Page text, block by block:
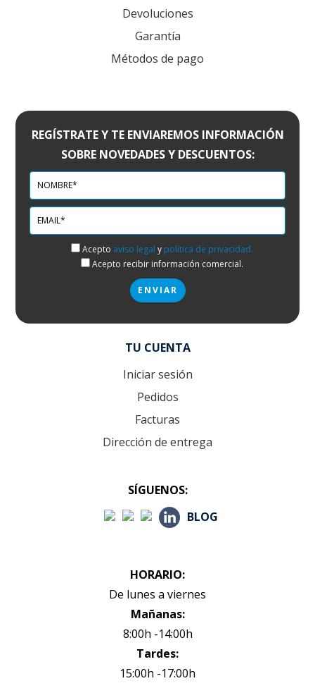
Devoluciones
Garantía
Métodos de pago
REGÍSTRATE Y TE ENVIAREMOS INFORMACIÓN
SOBRE NOVEDADES Y DESCUENTOS:
Acepto aviso legal y política de privacidad.
Acepto recibir información comercial.
TU CUENTA
Iniciar sesión
Pedidos
Facturas
Dirección de entrega
SÍGUENOS:
BLOG
HORARIO:
De lunes a viernes
Mañanas:
8:00h -14:00h
Tardes:
15:00h -17:00h